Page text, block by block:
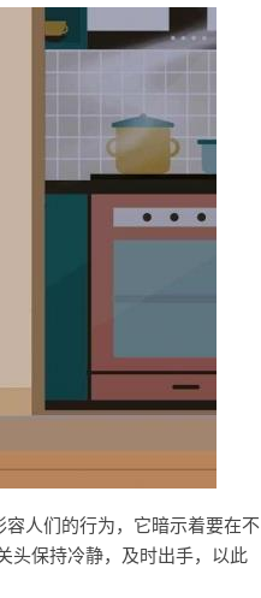
人们的行为，它暗示着要在不
头保持冷静，及时出手，以此